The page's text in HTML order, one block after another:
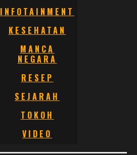
INFOTAINMENT
KESEHATAN
MANCA
NEGARA
RESEP
SEJARAH
TOKOH
VIDEO